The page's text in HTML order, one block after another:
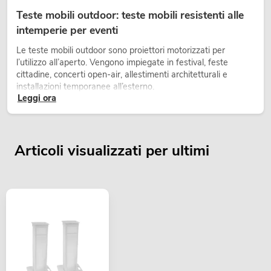
Teste mobili outdoor: teste mobili resistenti alle
intemperie per eventi
Le teste mobili outdoor sono proiettori motorizzati per
l’utilizzo all’aperto. Vengono impiegate in festival, feste
cittadine, concerti open-air, allestimenti architetturali e
installazioni temporanee all’esterno.
Leggi ora
Articoli visualizzati per ultimi